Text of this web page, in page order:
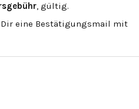
, gültig.
eine Bestätigungsmail mit